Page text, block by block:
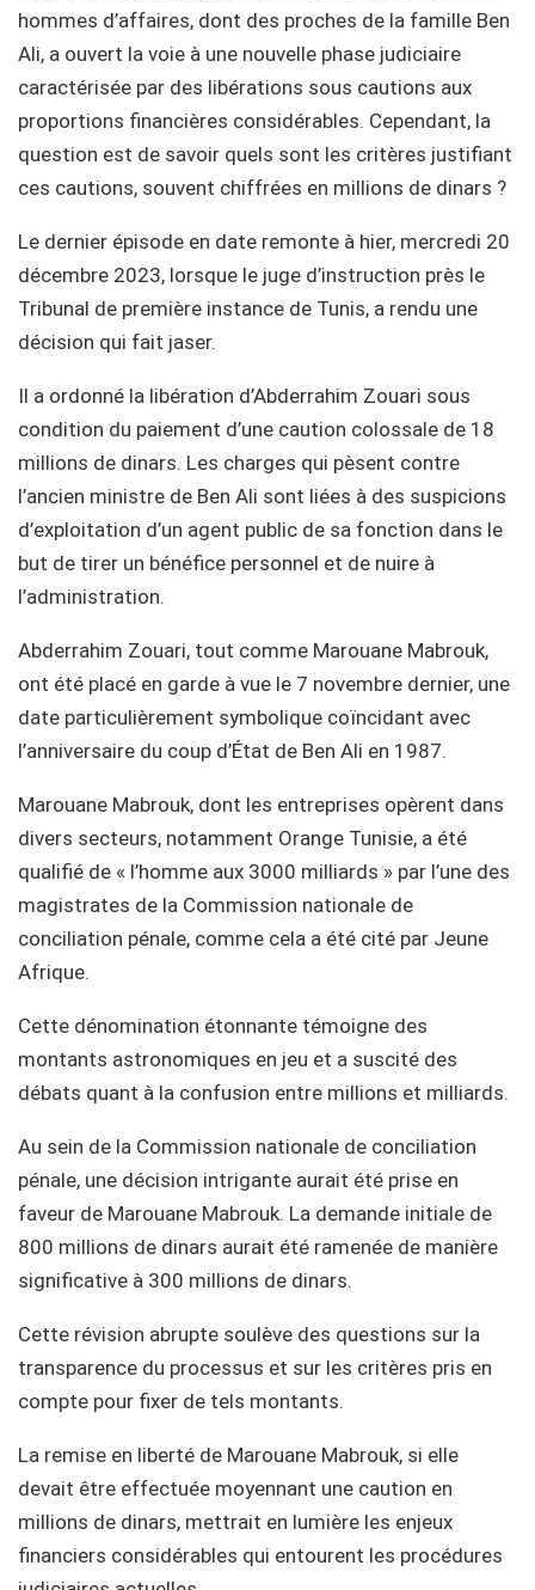
hommes d’affaires, dont des proches de la famille Ben
Ali, a ouvert la voie à une nouvelle phase judiciaire
caractérisée par des libérations sous cautions aux
proportions financières considérables. Cependant, la
question est de savoir quels sont les critères justifiant
ces cautions, souvent chiffrées en millions de dinars ?
Le dernier épisode en date remonte à hier, mercredi 20
décembre 2023, lorsque le juge d’instruction près le
Tribunal de première instance de Tunis, a rendu une
décision qui fait jaser.
Il a ordonné la libération d’Abderrahim Zouari sous
condition du paiement d’une caution colossale de 18
millions de dinars. Les charges qui pèsent contre
l’ancien ministre de Ben Ali sont liées à des suspicions
d’exploitation d’un agent public de sa fonction dans le
but de tirer un bénéfice personnel et de nuire à
l’administration.
Abderrahim Zouari, tout comme Marouane Mabrouk,
ont été placé en garde à vue le 7 novembre dernier, une
date particulièrement symbolique coïncidant avec
l’anniversaire du coup d’État de Ben Ali en 1987.
Marouane Mabrouk, dont les entreprises opèrent dans
divers secteurs, notamment Orange Tunisie, a été
qualifié de « l’homme aux 3000 milliards » par l’une des
magistrates de la Commission nationale de
conciliation pénale, comme cela a été cité par Jeune
Afrique.
Cette dénomination étonnante témoigne des
montants astronomiques en jeu et a suscité des
débats quant à la confusion entre millions et milliards.
Au sein de la Commission nationale de conciliation
pénale, une décision intrigante aurait été prise en
faveur de Marouane Mabrouk. La demande initiale de
800 millions de dinars aurait été ramenée de manière
significative à 300 millions de dinars.
Cette révision abrupte soulève des questions sur la
transparence du processus et sur les critères pris en
compte pour fixer de tels montants.
La remise en liberté de Marouane Mabrouk, si elle
devait être effectuée moyennant une caution en
millions de dinars, mettrait en lumière les enjeux
financiers considérables qui entourent les procédures